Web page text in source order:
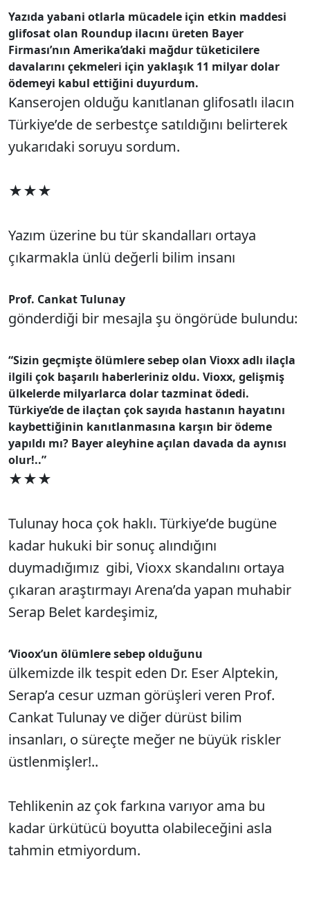
Yazıda yabani otlarla mücadele için etkin maddesi
glifosat olan Roundup ilacını üreten Bayer
Firması’nın Amerika’daki mağdur tüketicilere
davalarını çekmeleri için yaklaşık 11 milyar dolar
ödemeyi kabul ettiğini duyurdum.
Kanserojen olduğu kanıtlanan glifosatlı ilacın
Türkiye’de de serbestçe satıldığını belirterek
yukarıdaki soruyu sordum.
★★★
Yazım üzerine bu tür skandalları ortaya
çıkarmakla ünlü değerli bilim insanı
Prof. Cankat Tulunay
gönderdiği bir mesajla şu öngörüde bulundu:
“Sizin geçmişte ölümlere sebep olan Vioxx adlı ilaçla
ilgili çok başarılı haberleriniz oldu. Vioxx, gelişmiş
ülkelerde milyarlarca dolar tazminat ödedi.
Türkiye’de de ilaçtan çok sayıda hastanın hayatını
kaybettiğinin kanıtlanmasına karşın bir ödeme
yapıldı mı? Bayer aleyhine açılan davada da aynısı
olur!..”
★★★
Tulunay hoca çok haklı. Türkiye’de bugüne
kadar hukuki bir sonuç alındığını
duymadığımız gibi, Vioxx skandalını ortaya
çıkaran araştırmayı Arena’da yapan muhabir
Serap Belet kardeşimiz,
‘Vioox’un ölümlere sebep olduğunu
ülkemizde ilk tespit eden Dr. Eser Alptekin,
Serap’a cesur uzman görüşleri veren Prof.
Cankat Tulunay ve diğer dürüst bilim
insanları, o süreçte meğer ne büyük riskler
üstlenmişler!..
Tehlikenin az çok farkına varıyor ama bu
kadar ürkütücü boyutta olabileceğini asla
tahmin etmiyordum.